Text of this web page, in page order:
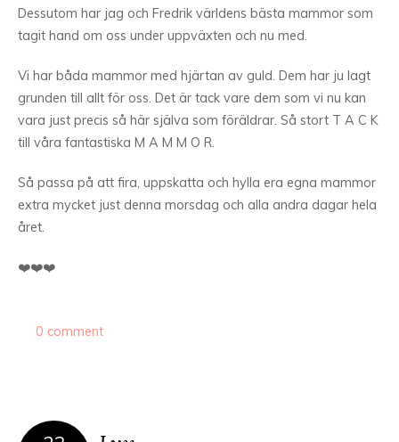
Dessutom har jag och Fredrik världens bästa mammor som
tagit hand om oss under uppväxten och nu med.
Vi har båda mammor med hjärtan av guld. Dem har ju lagt
grunden till allt för oss. Det är tack vare dem som vi nu kan
vara just precis så här själva som föräldrar. Så stort T A C K
till våra fantastiska M A M M O R.
Så passa på att fira, uppskatta och hylla era egna mammor
extra mycket just denna morsdag och alla andra dagar hela
året.
❤️❤️❤️
0 comment